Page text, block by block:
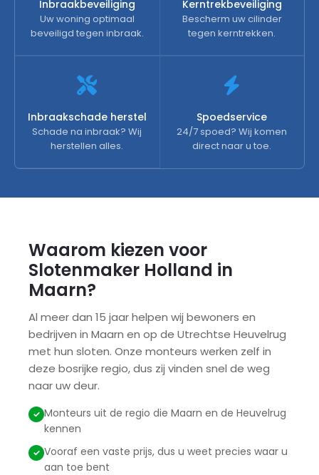
Inbraakbeveiliging
Uw woning optimaal
beveiligd tegen inbraak.
Kerntrekbeveiliging
Bescherm uw cilinder
tegen kerntrekken.
Inbraakschade herstel
Schade na inbraak? Wij
herstellen alles.
Spoedservice
24/7 spoed? Wij komen
direct naar u toe.
Waarom kiezen voor
Slotenmaker Holland in
Maarn?
Al meer dan 15 jaar helpen wij bewoners en
bedrijven in Maarn en op de Utrechtse Heuvelrug
met hun sloten. Onze monteurs werken zelf in
deze bosrijke regio, dus zij vinden snel de weg
naar uw deur.
Monteurs uit de regio die Maarn en de Heuvelrug
kennen
Vooraf een vaste prijs, dus u weet precies waar u
aan toe bent